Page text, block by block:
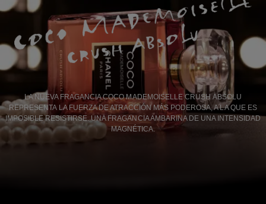
LA NUEVA FRAGANCIA COCO MADEMOISELLE CRUSH ABSOLU
REPRESENTA LA FUERZA DE ATRACCIÓN MÁS PODEROSA, A LA QUE ES
IMPOSIBLE RESISTIRSE. UNA FRAGANCIA AMBARINA DE UNA INTENSIDAD
MAGNÉTICA.